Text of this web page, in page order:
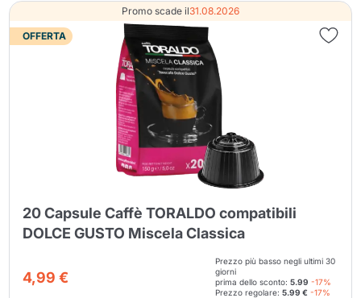
Promo scade il31.08.2026
OFFERTA
20 Capsule Caffè TORALDO compatibili
DOLCE GUSTO Miscela Classica
4,99 €
Prezzo più basso negli ultimi 30
giorni
prima dello sconto: 5.99 -17%
Prezzo regolare: 5.99 € -17%